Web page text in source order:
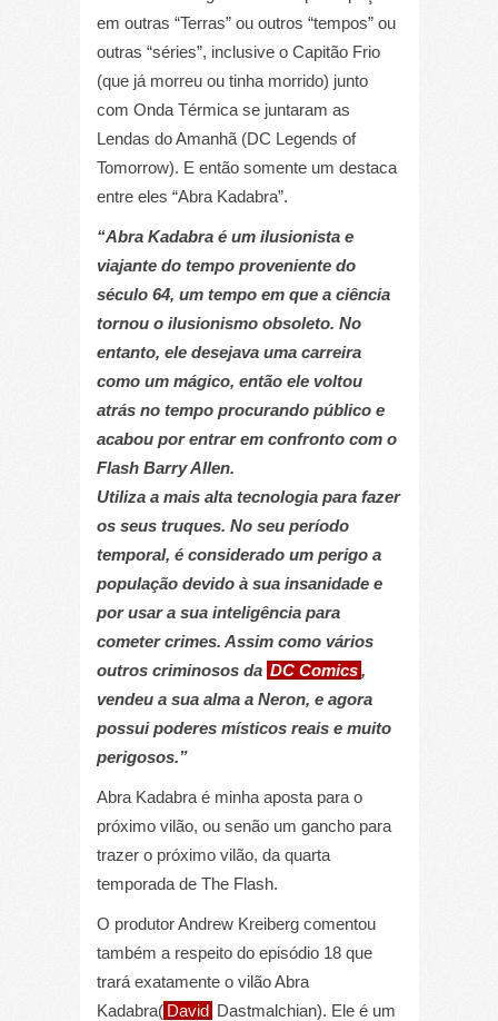
em outras “Terras” ou outros “tempos” ou
outras “séries”, inclusive o Capitão Frio
(que já morreu ou tinha morrido) junto
com Onda Térmica se juntaram as
Lendas do Amanhã (DC Legends of
Tomorrow). E então somente um destaca
entre eles “Abra Kadabra”.
“Abra Kadabra é um ilusionista e
viajante do tempo proveniente do
século 64, um tempo em que a ciência
tornou o ilusionismo obsoleto. No
entanto, ele desejava uma carreira
como um mágico, então ele voltou
atrás no tempo procurando público e
acabou por entrar em confronto com o
Flash Barry Allen.
Utiliza a mais alta tecnologia para fazer
os seus truques. No seu período
temporal, é considerado um perigo a
população devido à sua insanidade e
por usar a sua inteligência para
cometer crimes. Assim como vários
outros criminosos da DC Comics ,
vendeu a sua alma a Neron, e agora
possui poderes místicos reais e muito
perigosos.”
Abra Kadabra é minha aposta para o
próximo vilão, ou senão um gancho para
trazer o próximo vilão, da quarta
temporada de The Flash.
O produtor Andrew Kreiberg comentou
também a respeito do episódio 18 que
trará exatamente o vilão Abra
Kadabra( David Dastmalchian). Ele é um